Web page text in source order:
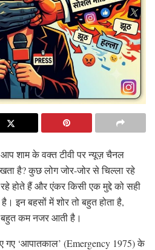
शाम के वक्त टीवी पर न्यूज़ चैनल
है? कुछ लोग जोर-जोर से चिल्ला रहे
होते हैं और एंकर किसी एक मुद्दे को सही
इन बहसों में शोर तो बहुत होता है,
बहुत कम नजर आती है।
गए ‘आपातकाल’ (Emergency 1975) के